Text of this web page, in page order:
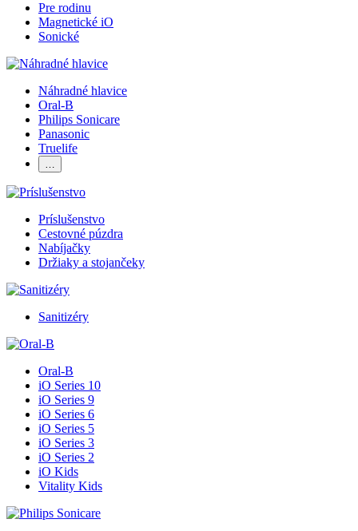
Pre rodinu
Magnetické iO
Sonické
Náhradné hlavice
Oral-B
Philips Sonicare
Panasonic
Truelife
…
Príslušenstvo
Cestovné púzdra
Nabíjačky
Držiaky a stojančeky
Sanitizéry
Oral-B
iO Series 10
iO Series 9
iO Series 6
iO Series 5
iO Series 3
iO Series 2
iO Kids
Vitality Kids